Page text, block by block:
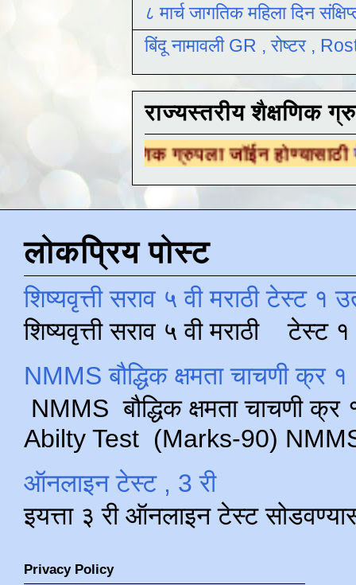
८ मार्च जागतिक महिला दिन
बिंदू नामावली GR , रोष्टर ,
राज्यस्तरीय शैक्षणिक
ग्रुपला जॉईन होण्यासाठीयेथे क्लिक करा
लोकप्रिय पोस्ट
शिष्यवृत्ती सराव ५ वी मराठी टेस्ट १
शिष्यवृत्ती सराव ५ वी मराठी टेस्ट
NMMS बौद्धिक क्षमता चाचणी क्र
NMMS बौद्धिक क्षमता चाचणी
Abilty Test (Marks-90) NMMS
ऑनलाइन टेस्ट , 3 री
इयत्ता ३ री ऑनलाइन टेस्ट
Privacy Policy